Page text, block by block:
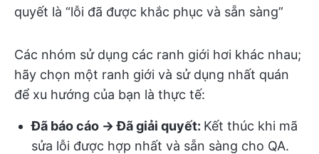
quyết là “lỗi đã được khắc phục và sẵn sàng”
Các nhóm sử dụng các ranh giới hơi khác nhau;
hãy chọn một ranh giới và sử dụng nhất quán
để xu hướng của bạn là thực tế:
Đã báo cáo → Đã giải quyết: Kết thúc khi mã
sửa lỗi được hợp nhất và sẵn sàng cho QA.